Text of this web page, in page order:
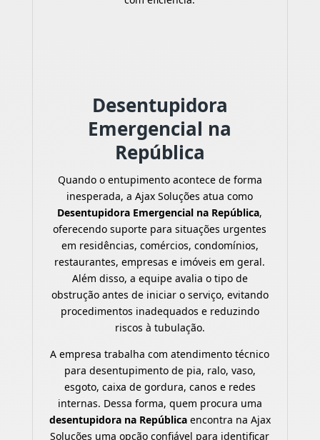
Desentupidora
Emergencial na
República
Quando o entupimento acontece de forma
inesperada, a Ajax Soluções atua como
Desentupidora Emergencial na República,
oferecendo suporte para situações urgentes
em residências, comércios, condomínios,
restaurantes, empresas e imóveis em geral.
Além disso, a equipe avalia o tipo de
obstrução antes de iniciar o serviço, evitando
procedimentos inadequados e reduzindo
riscos à tubulação.
A empresa trabalha com atendimento técnico
para desentupimento de pia, ralo, vaso,
esgoto, caixa de gordura, canos e redes
internas. Dessa forma, quem procura uma
desentupidora na Repúblicaencontra na Ajax
Soluções uma opção confiável para identificar